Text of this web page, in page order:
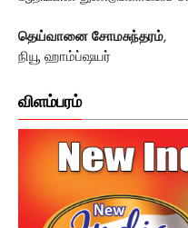
தெய்வானை சோமசுந்தரம்,
நியூ ஹாம்ப்ஷயர்
விளம்பரம்